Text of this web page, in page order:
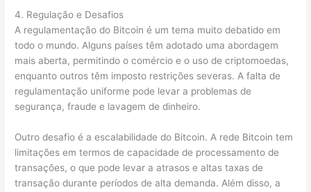
4. Regulação e Desafios
A regulamentação do Bitcoin é um tema muito debatido em
todo o mundo. Alguns países têm adotado uma abordagem
mais aberta, permitindo o comércio e o uso de criptomoedas,
enquanto outros têm imposto restrições severas. A falta de
regulamentação uniforme pode levar a problemas de
segurança, fraude e lavagem de dinheiro.
Outro desafio é a escalabilidade do Bitcoin. A rede Bitcoin tem
limitações em termos de capacidade de processamento de
transações, o que pode levar a atrasos e altas taxas de
transação durante períodos de alta demanda. Além disso, a